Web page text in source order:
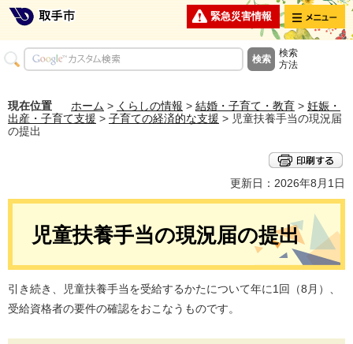
緊急災害情報 メニュー
検索
方法
現在位置 ホーム > くらしの情報 > 結婚・子育て・教育 > 妊娠・
出産・子育て支援 > 子育ての経済的な支援 > 児童扶養手当の現況届
の提出
更新日：2026年8月1日
児童扶養手当の現況届の提出
引き続き、児童扶養手当を受給するかたについて年に1回（8月）、
受給資格者の要件の確認をおこなうものです。